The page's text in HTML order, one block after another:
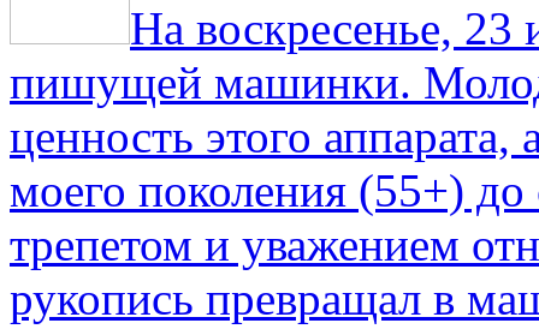
На воскресенье,
пишущей машинки.
ценность этого
моего поколения (55+) до
трепетом и уважением
рукопись превращал в